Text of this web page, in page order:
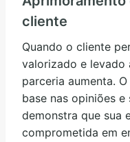
cliente
Quando o cliente
valorizado e levado
parceria aumenta.
base nas opiniões
demonstra que sua
comprometida em